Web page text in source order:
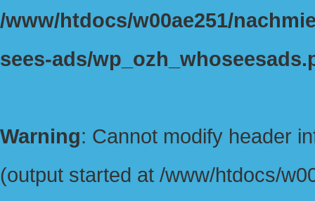
/www/htdocs/w00ae251/
sees-ads/
Warning: Cannot modify header
(output started at /www/htdocs/